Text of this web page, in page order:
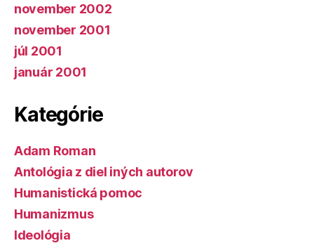
november 2002
november 2001
júl 2001
január 2001
Kategórie
Adam Roman
Antológia z diel iných autorov
Humanistická pomoc
Humanizmus
Ideológia